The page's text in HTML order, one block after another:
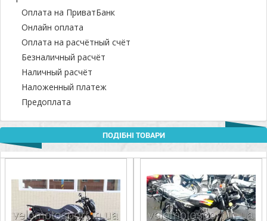
Оплата на ПриватБанк
Онлайн оплата
Оплата на расчётный счёт
Безналичный расчёт
Наличный расчёт
Наложенный платеж
Предоплата
ПОДІБНІ ТОВАРИ